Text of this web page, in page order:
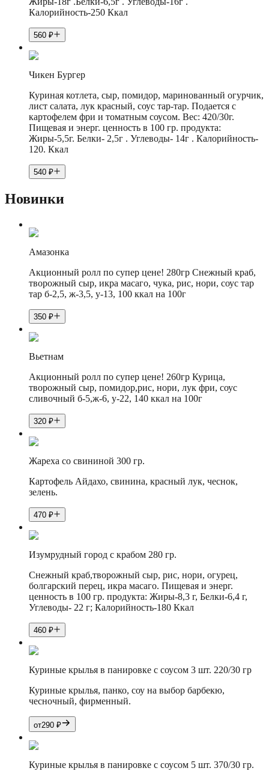
Калорийность-250 Ккал
560 ₽
Чикен Бургер
Куриная котлета, сыр, помидор, маринованный огурчик,
лист салата, лук красный, соус тар-тар. Подается с
картофелем фри и томатным соусом. Вес: 420/30г.
Пищевая и энерг. ценность в 100 гр. продукта:
Жиры-5,5г. Белки- 2,5г . Углеводы- 14г . Калорийность-
120. Ккал
540 ₽
Новинки
Амазонка
Акционный ролл по супер цене! 280гр Снежный краб,
творожный сыр, икра масаго, чука, рис, нори, соус тар
тар б-2,5, ж-3,5, у-13, 100 ккал на 100г
350 ₽
Вьетнам
Акционный ролл по супер цене! 260гр Курица,
творожный сыр, помидор,рис, нори, лук фри, соус
сливочный б-5,ж-6, у-22, 140 ккал на 100г
320 ₽
Жареха со свининой 300 гр.
Картофель Айдахо, свинина, красный лук, чеснок,
зелень.
470 ₽
Изумрудный город с крабом 280 гр.
Снежный краб,творожный сыр, рис, нори, огурец,
болгарский перец, икра масаго. Пищевая и энерг.
ценность в 100 гр. продукта: Жиры-8,3 г, Белки-6,4 г,
Углеводы- 22 г; Калорийность-180 Ккал
460 ₽
Куриные крылья в панировке с соусом 3 шт. 220/30 гр
Куриные крылья, панко, соу на выбор барбекю,
чесночный, фирменный.
от290 ₽
Куриные крылья в панировке с соусом 5 шт. 370/30 гр.